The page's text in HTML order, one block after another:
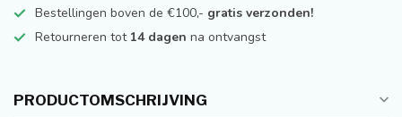
Bestellingen boven de €100,- gratis verzonden!
Retourneren tot 14 dagen na ontvangst
PRODUCTOMSCHRIJVING